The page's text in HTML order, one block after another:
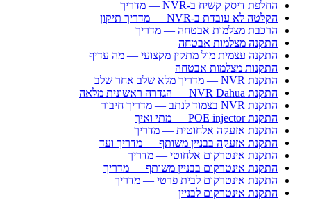
החלפת דיסק קשיח ב-NVR — מדריך
הקלטה לא עובדת ב-NVR — מדריך תיקון
הרכבת מצלמות אבטחה — מדריך
התקנה מצלמות אבטחה
התקנה עצמית מול מתקין מקצועי — מה עדיף
התקנות מצלמות אבטחה
התקנת NVR — מדריך מלא שלב אחר שלב
התקנת NVR Dahua — הגדרה ראשונית מלאה
התקנת NVR בצמוד לנתב — מדריך חיבור
התקנת POE injector — מתי ואיך
התקנת אזעקה אלחוטית — מדריך
התקנת אזעקה בבניין משותף — מדריך ועד
התקנת אינטרקום אלחוטי — מדריך
התקנת אינטרקום בבניין משותף — מדריך
התקנת אינטרקום לבית פרטי — מדריך
התקנת אינטרקום לבניין